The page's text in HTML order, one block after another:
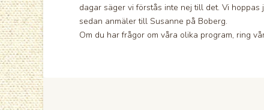
dagar säger vi förstås inte nej till det. Vi
sedan anmäler till Susanne på Boberg.
Om du har frågor om våra olika program, ring